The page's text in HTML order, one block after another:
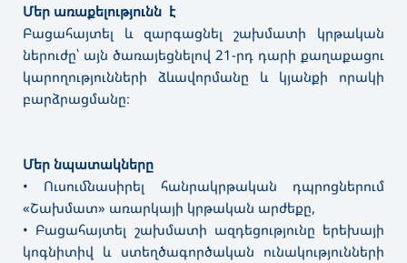
Մեր առաքելությունն է
Բացահայտել և զարգացնել շախմատի կրթական
ներուժը՝ այն ծառայեցնելով 21-րդ դարի քաղաքացու
կարողությունների ձևավորմանը և կյանքի որակի
բարձրացմանը։
Մեր նպատակները
• Ուսումնասիրել հանրակրթական դպրոցներում
«Շախմատ» առարկայի կրթական արժեքը,
• Բացահայտել շախմատի ազդեցությունը երեխայի
կոգնիտիվ և ստեղծագործական ունակությունների